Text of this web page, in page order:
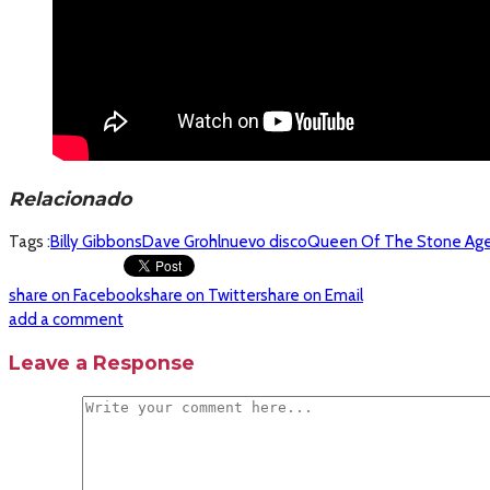
Relacionado
Tags :Billy GibbonsDave Grohlnuevo discoQueen Of The Stone
share on Facebookshare on Twittershare on Email
add a comment
Leave a Response